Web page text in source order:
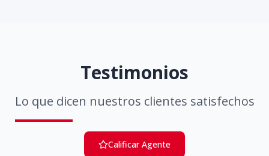
Testimonios
Lo que dicen nuestros clientes satisfechos
Calificar Agente